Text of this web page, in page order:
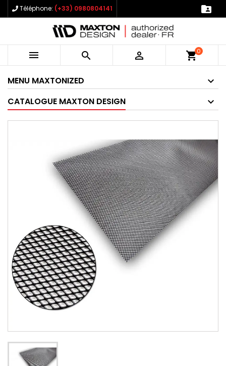
Téléphone: (+33) 0980804141 
   shopping_cart0
MENU MAXTONIZED
CATALOGUE MAXTON DESIGN